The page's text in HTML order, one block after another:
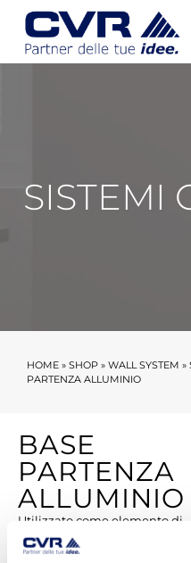
SISTEMI
HOME » SHOP » WALL SYSTEM »
PARTENZA ALLUMINIO
BASE
PARTENZA
ALLUMINIO
Utilizzato come elemento di
partenza orizzontale per la
posa dei pannelli isolanti in